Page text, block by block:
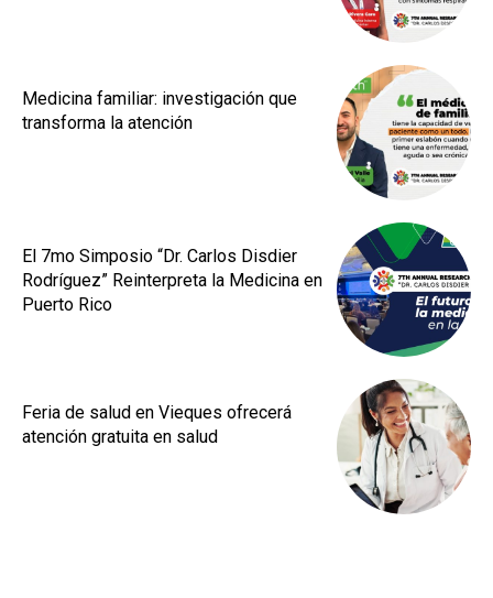
Medicina familiar: investigación que
transforma la atención
El 7mo Simposio “Dr. Carlos Disdier
Rodríguez” Reinterpreta la Medicina en
Puerto Rico
Feria de salud en Vieques ofrecerá
atención gratuita en salud